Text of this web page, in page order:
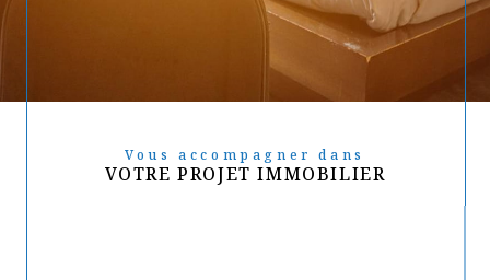
Vous accompagner dans
VOTRE PROJET IMMOBILIER